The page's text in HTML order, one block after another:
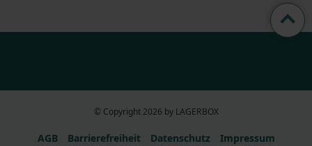
© Copyright 2026 by LAGERBOX
AGB Barrierefreiheit Datenschutz Impressum